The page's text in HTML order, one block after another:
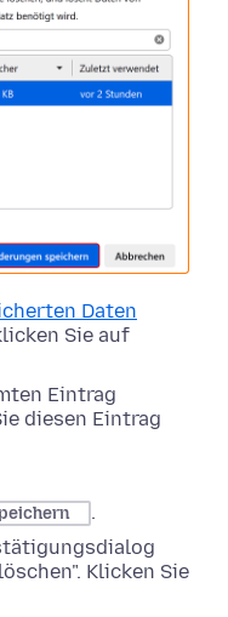
Daten
Sie auf
Eintrag
diesen Eintrag
.
Klicken Sie